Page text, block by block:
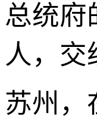
总统府
人，交
苏州，